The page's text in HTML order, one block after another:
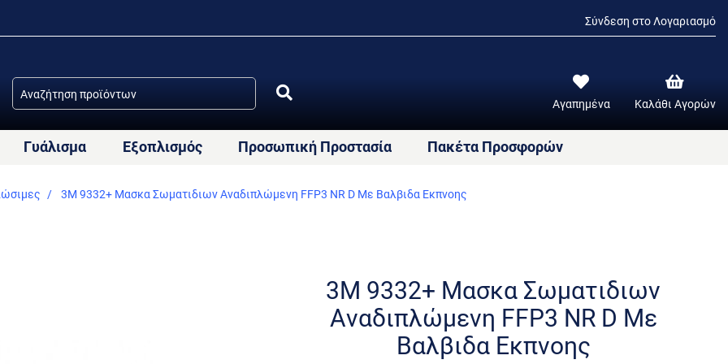
Σύνδεση στο Λογαριασμό
Αγαπημένα Καλάθι Αγορών
Γυάλισμα Εξοπλισμός Προσωπική Προστασία Πακέτα Προσφορών
3M 9332+ Μασκα Σωματιδιων Αναδιπλώμενη FFP3 NR D Mε Βαλβιδα Εκπνοης
3M 9332+ Μασκα Σωματιδιων
Αναδιπλώμενη FFP3 NR D Mε
Βαλβιδα Εκπνοης